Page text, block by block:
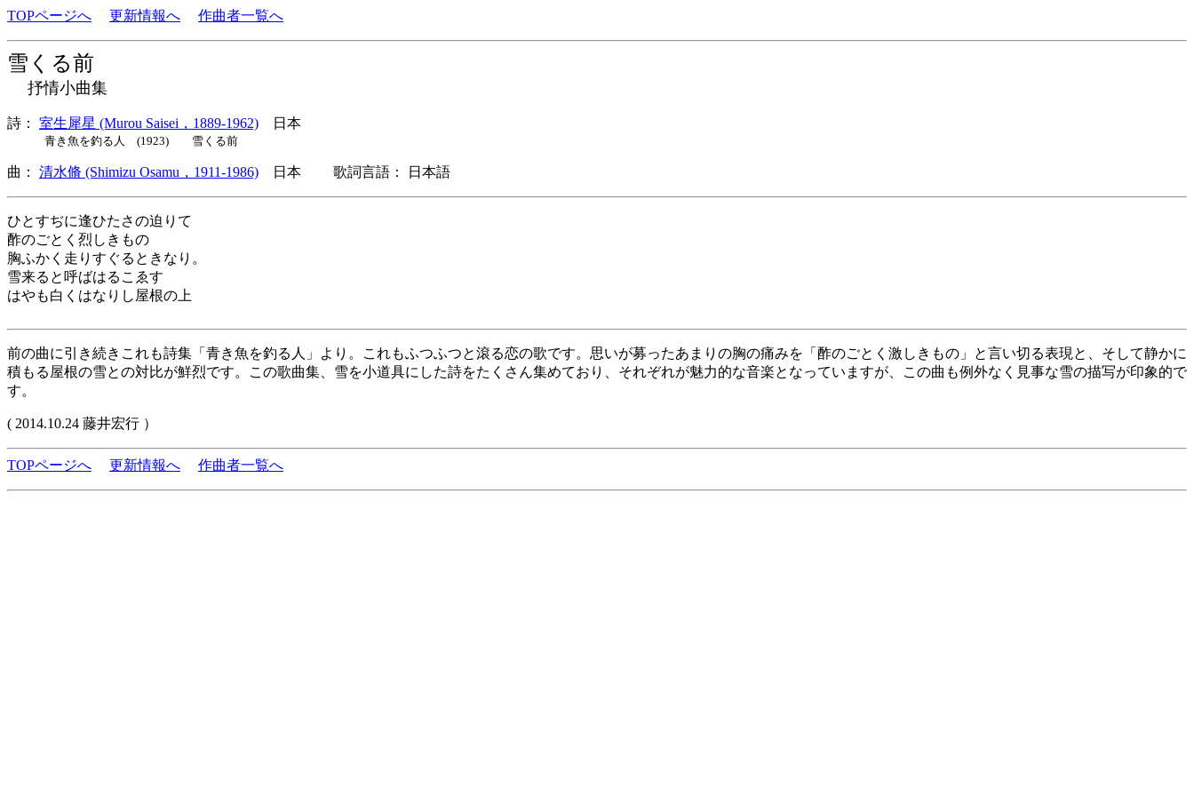
TOPページへ 更新情報へ 作曲者一覧へ
雪くる前
抒情小曲集
詩： 室生犀星 (Murou Saisei，1889-1962) 日本
青き魚を釣る人 (1923) 雪くる前
曲： 清水脩 (Shimizu Osamu，1911-1986) 日本 歌詞言語： 日本語
ひとすぢに逢ひたさの迫りて
酢のごとく烈しきもの
胸ふかく走りすぐるときなり。
雪来ると呼ばはるこゑす
はやも白くはなりし屋根の上
前の曲に引き続きこれも詩集「青き魚を釣る人」より。これもふつふつと滾る恋の歌です。思いが募ったあまりの胸の痛みを「酢のごとく激しきもの」と言い切る表現と、そして静かに
積もる屋根の雪との対比が鮮烈です。この歌曲集、雪を小道具にした詩をたくさん集めており、それぞれが魅力的な音楽となっていますが、この曲も例外なく見事な雪の描写が印象的で
す。
( 2014.10.24 藤井宏行 ）
TOPページへ 更新情報へ 作曲者一覧へ